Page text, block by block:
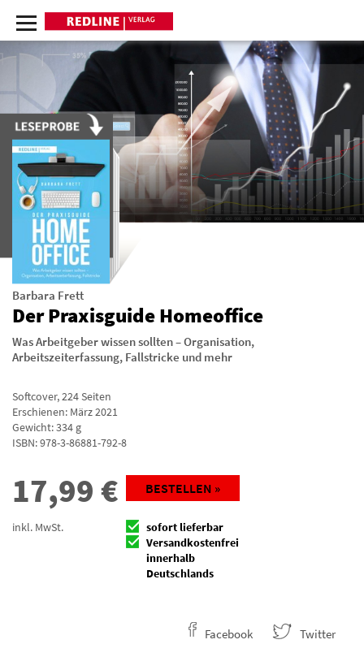
Barbara Frett
Der Praxisguide Homeoffice
Was Arbeitgeber wissen sollten – Organisation,
Arbeitszeiterfassung, Fallstricke und mehr
Softcover,224Seiten
Erschienen: März 2021
Gewicht: 334 g
ISBN:978-3-86881-792-8
17,99 €
inkl. MwSt.
BESTELLEN »
sofort lieferbar
Versandkostenfrei
innerhalb
Deutschlands
Facebook Twitter